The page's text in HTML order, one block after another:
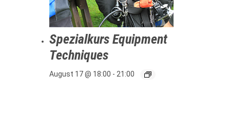
Spezialkurs Equipment
Techniques
August 17 @ 18:00 - 21:00